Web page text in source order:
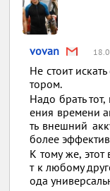
vovan
Не стоит
тором.
Надо брать
ения времени
ть внешний
более
К тому же,
т к любому
ода